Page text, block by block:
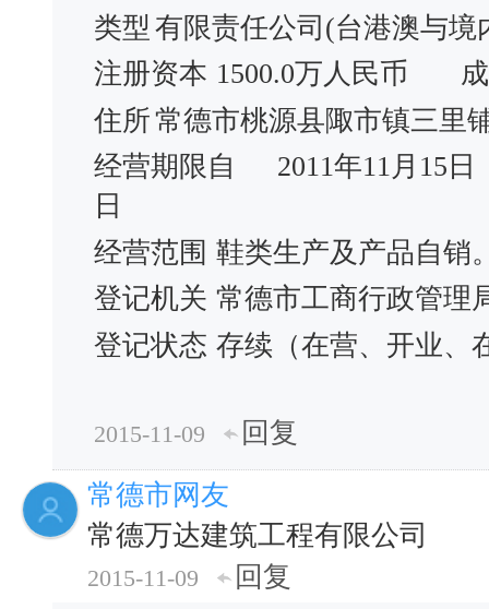
类型 有限责任公司(台港澳与境
注册资本 1500.0万人民币
住所常德市桃源县陬市镇三里
经营期限自
2011年11月15日
日
经营范围 鞋类生产及产品自销
登记机关 常德市工商行政管理
登记状态 存续（在营、开业、
2015-11-09
回复
常德市网友
常德万达建筑工程有限公司
2015-11-09
回复